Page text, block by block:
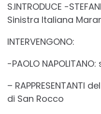
S.INTRODUCE -
Sinistra Italiana
INTERVENGONO:
-PAOLO
– RAPPRESENTANTI
di San Rocco